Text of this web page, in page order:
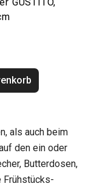
als auch beim
den ein oder
Butterdosen,
Frühstücks-